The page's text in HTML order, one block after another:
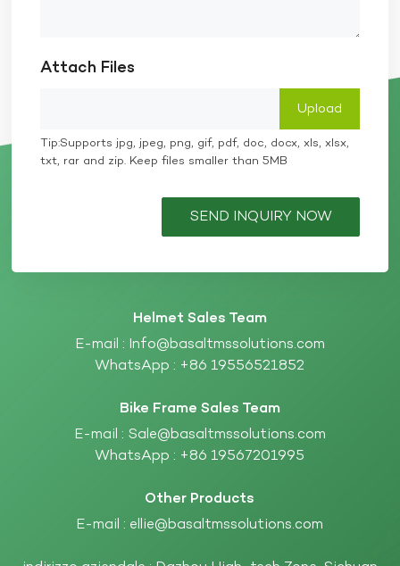
Attach Files
Tip:Supports jpg, jpeg, png, gif, pdf, doc, docx, xls, xlsx,
txt, rar and zip. Keep files smaller than 5MB
SEND INQUIRY NOW
Helmet Sales Team
E-mail : Info@basaltmssolutions.com
WhatsApp : +86 19556521852
Bike Frame Sales Team
E-mail : Sale@basaltmssolutions.com
WhatsApp : +86 19567201995
Other Products
E-mail : ellie@basaltmssolutions.com